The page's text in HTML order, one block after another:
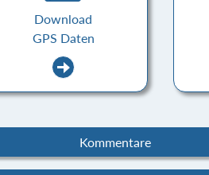
Download
GPS Daten
Kommentare